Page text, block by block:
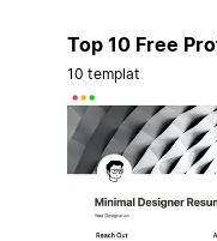
Top 10 Free
10 templat